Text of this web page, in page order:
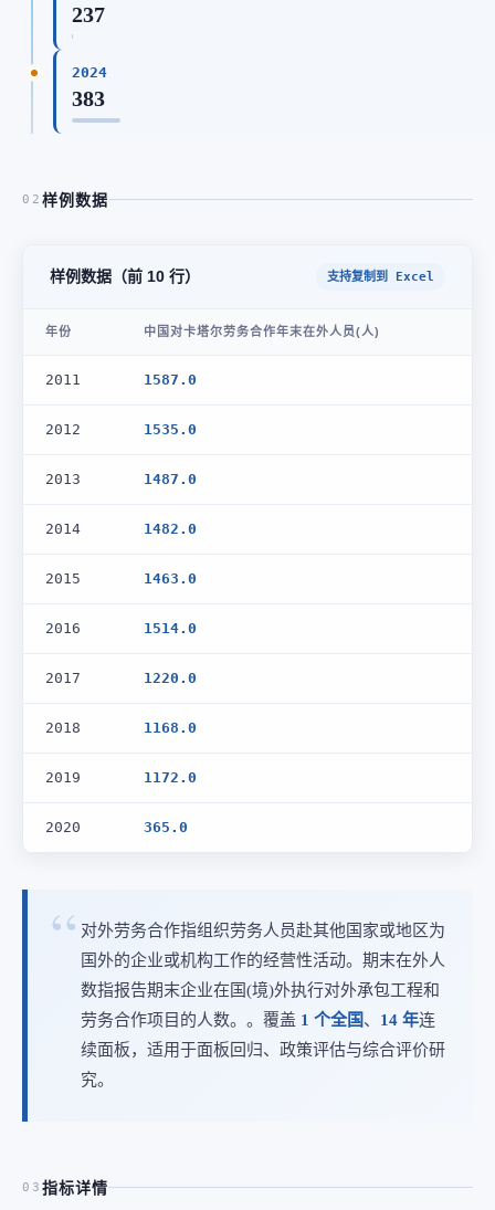
237
2024
383
02 样例数据
样例数据（前 10 行） 支持复制到 Excel
年份 中国对卡塔尔劳务合作年末在外人员(人)
2011 1587.0
2012 1535.0
2013 1487.0
2014 1482.0
2015 1463.0
2016 1514.0
2017 1220.0
2018 1168.0
2019 1172.0
2020 365.0
对外劳务合作指组织劳务人员赴其他国家或地区为
国外的企业或机构工作的经营性活动。期末在外人
数指报告期末企业在国(境)外执行对外承包工程和
劳务合作项目的人数。。覆盖 1 个全国、 14 年连
续面板，适用于面板回归、政策评估与综合评价研
究。
03 指标详情